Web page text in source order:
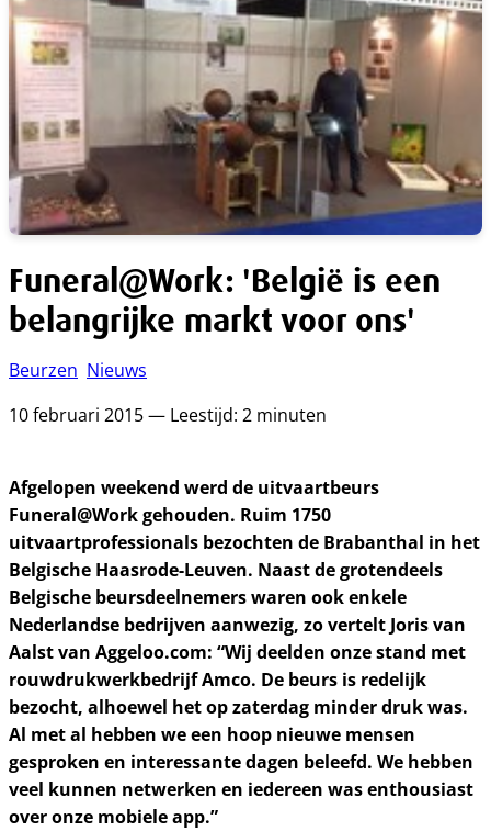
Funeral@Work: 'België is een
belangrijke markt voor ons'
Beurzen Nieuws
10 februari 2015 — Leestijd: 2 minuten
Afgelopen weekend werd de uitvaartbeurs
Funeral@Work gehouden. Ruim 1750
uitvaartprofessionals bezochten de Brabanthal in het
Belgische Haasrode-Leuven. Naast de grotendeels
Belgische beursdeelnemers waren ook enkele
Nederlandse bedrijven aanwezig, zo vertelt Joris van
Aalst van Aggeloo.com: “Wij deelden onze stand met
rouwdrukwerkbedrijf Amco. De beurs is redelijk
bezocht, alhoewel het op zaterdag minder druk was.
Al met al hebben we een hoop nieuwe mensen
gesproken en interessante dagen beleefd. We hebben
veel kunnen netwerken en iedereen was enthousiast
over onze mobiele app.”